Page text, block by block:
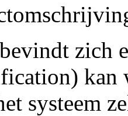
zich
kan
systeem